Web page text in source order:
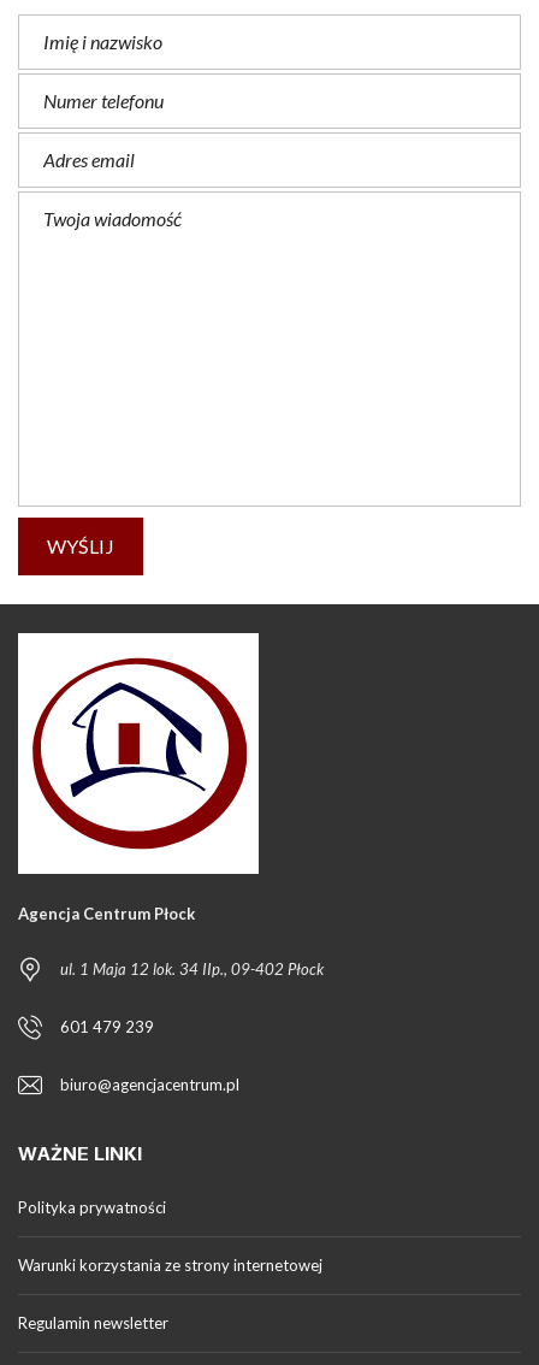
Agencja Centrum Płock
ul. 1 Maja 12 lok. 34 IIp., 09-402 Płock
601 479 239
biuro@agencjacentrum.pl
WAŻNE LINKI
Polityka prywatności
Warunki korzystania ze strony internetowej
Regulamin newsletter